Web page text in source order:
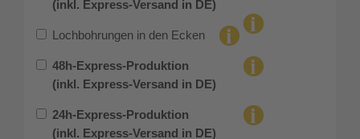
(inkl. Express-Versand in DE)
Lochbohrungen in den Ecken
48h-Express-Produktion
(inkl. Express-Versand in DE)
24h-Express-Produktion
(inkl. Express-Versand in DE)